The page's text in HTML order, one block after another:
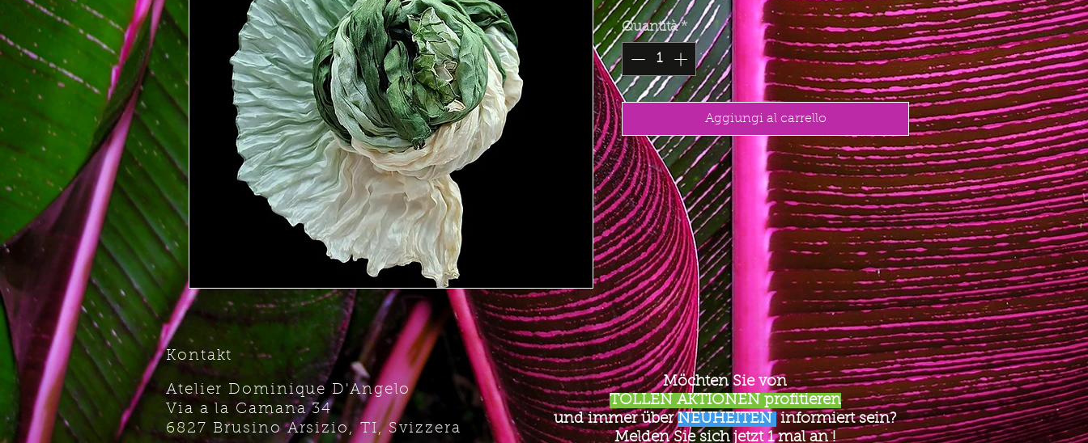
Quantità *
Aggiungi al carrello
Kontakt
Atelier Dominique D'Angelo
Via a la Camana 34
6827 Brusino Arsizio, TI, Svizzera
Möchten Sie von
TOLLEN AKTIONEN profitieren
und immer überNEUHEITEN informiert sein?
Melden Sie sich jetzt 1 mal an !